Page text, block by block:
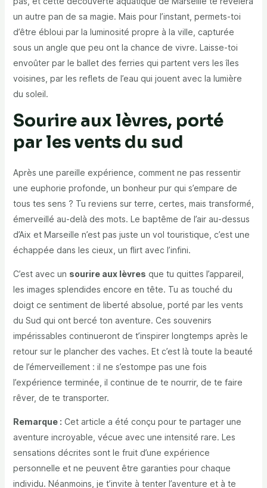
un autre pan de sa magie. Mais pour l’instant, permets-toi
d’être ébloui par la luminosité propre à la ville, capturée
sous un angle que peu ont la chance de vivre. Laisse-toi
envoûter par le ballet des ferries qui partent vers les îles
voisines, par les reflets de l’eau qui jouent avec la lumière
du soleil.
Sourire aux lèvres, porté
par les vents du sud
Après une pareille expérience, comment ne pas ressentir
une euphorie profonde, un bonheur pur qui s’empare de
tous tes sens ? Tu reviens sur terre, certes, mais transformé,
émerveillé au-delà des mots. Le baptême de l’air au-dessus
d’Aix et Marseille n’est pas juste un vol touristique, c’est une
échappée dans les cieux, un flirt avec l’infini.
C’est avec un sourire aux lèvres que tu quittes l’appareil,
les images splendides encore en tête. Tu as touché du
doigt ce sentiment de liberté absolue, porté par les vents
du Sud qui ont bercé ton aventure. Ces souvenirs
impérissables continueront de t’inspirer longtemps après le
retour sur le plancher des vaches. Et c’est là toute la beauté
de l’émerveillement : il ne s’estompe pas une fois
l’expérience terminée, il continue de te nourrir, de te faire
rêver, de te transporter.
Remarque : Cet article a été conçu pour te partager une
aventure incroyable, vécue avec une intensité rare. Les
sensations décrites sont le fruit d’une expérience
personnelle et ne peuvent être garanties pour chaque
individu. Néanmoins, je t’invite à tenter l’aventure et à te